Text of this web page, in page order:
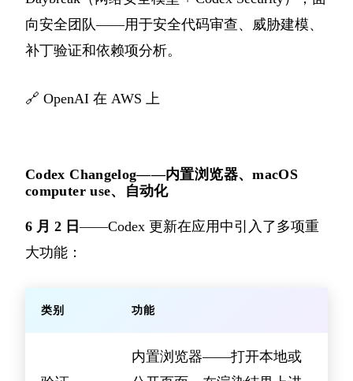
向安全团队——用于安全代码审查、威胁建模、
补丁验证和依赖项分析。
🔗 OpenAI 在 AWS 上
Codex Changelog——内置浏览器、macOS
computer use、自动化
6 月 2 日——Codex 更新在应用中引入了多项重
大功能：
类别 功能
内置浏览器——打开本地或